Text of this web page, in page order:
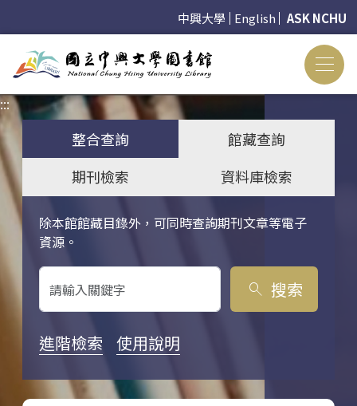
中興大學 English ASK NCHU
:::
整合查詢
館藏查詢
期刊檢索
資料庫檢索
除本館館藏目錄外，可同時查詢期刊文章等電子
資源。
關鍵字搜尋
search 搜索
進階檢索 使用說明